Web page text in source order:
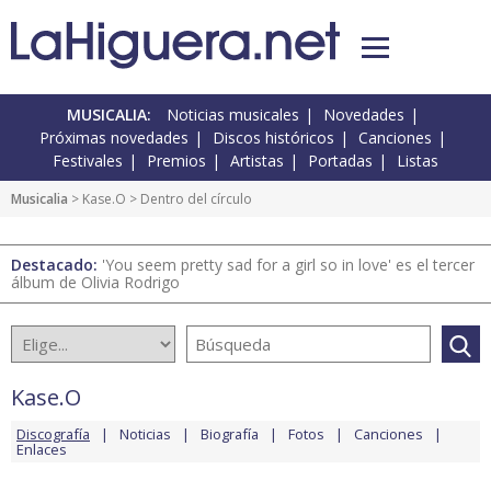
MUSICALIA: Noticias musicales
Novedades
Próximas novedades
Discos históricos
Canciones
Festivales
Premios Artistas Portadas Listas
Musicalia > Kase.O > Dentro del círculo
Destacado: 'You seem pretty sad for a girl so in love' es el tercer
álbum de Olivia Rodrigo
Kase.O
Discografía Noticias Biografía Fotos Canciones
Enlaces